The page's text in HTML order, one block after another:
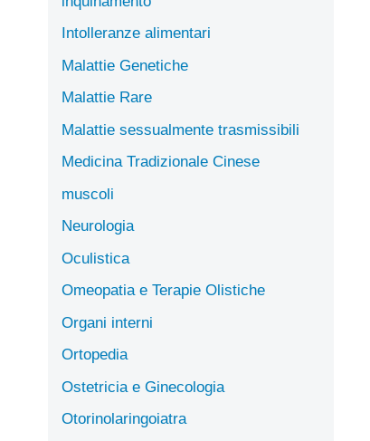
Intolleranze alimentari
Malattie Genetiche
Malattie Rare
Malattie sessualmente trasmissibili
Medicina Tradizionale Cinese
muscoli
Neurologia
Oculistica
Omeopatia e Terapie Olistiche
Organi interni
Ortopedia
Ostetricia e Ginecologia
Otorinolaringoiatra